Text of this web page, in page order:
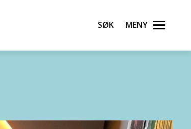
Søk Meny